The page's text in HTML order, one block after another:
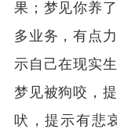
果；梦见你养
多业务，有点
示自己在现实
梦见被狗咬，
吠，提示有悲